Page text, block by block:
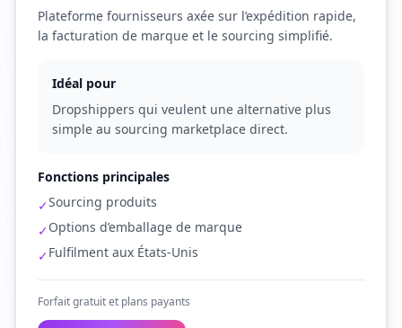
Plateforme fournisseurs axée sur l’expédition rapide,
la facturation de marque et le sourcing simplifié.
Idéal pour
Dropshippers qui veulent une alternative plus
simple au sourcing marketplace direct.
Fonctions principales
✓Sourcing produits
✓Options d’emballage de marque
✓Fulfilment aux États-Unis
Forfait gratuit et plans payants